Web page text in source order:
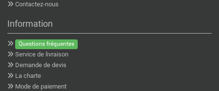
Contactez-nous
Information
Questions fréquentes
Service de livraison
Demande de devis
La charte
Mode de paiement